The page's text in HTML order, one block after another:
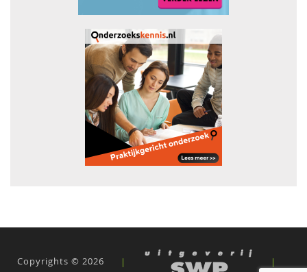
Copyrights © 2026 | |